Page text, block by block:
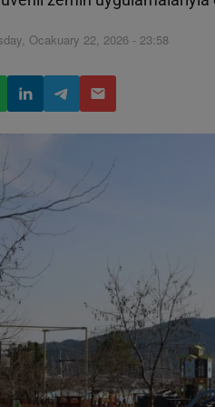
Ocakuary 22, 2026 - 23:58